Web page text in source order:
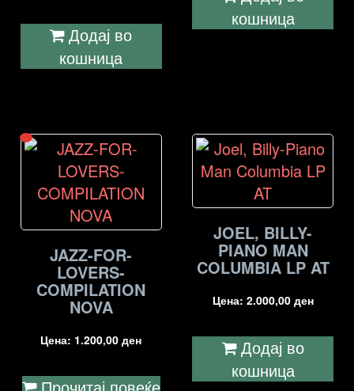
Додај во
кошница
кошница
JAZZ-FOR-
LOVERS-
COMPILATION
NOVA
Цена: 1.200,00ден
JOEL, BILLY-
PIANO MAN
COLUMBIA LP AT
Цена: 2.000,00 ден
Додај во
кошница